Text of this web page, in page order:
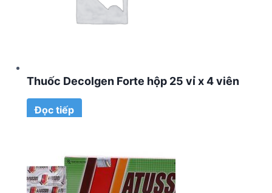
Thuốc Decolgen Forte hộp 25 vỉ x 4 viên
Đọc tiếp